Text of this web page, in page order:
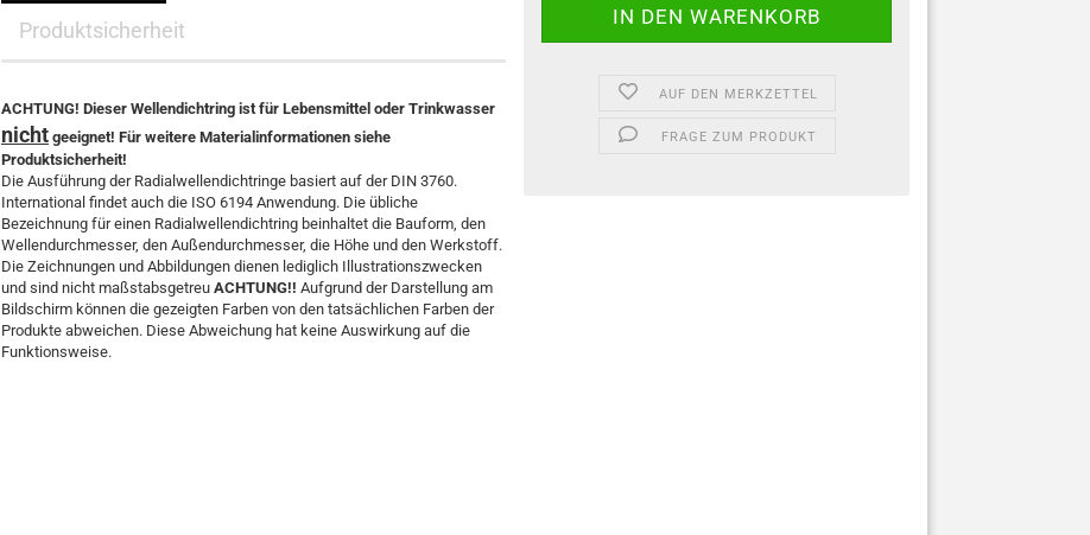
AUF DEN MERKZETTEL
FRAGE ZUM PRODUKT
Produktsicherheit
ACHTUNG! Dieser Wellendichtring ist für Lebensmittel oder Trinkwasser
nicht geeignet! Für weitere Materialinformationen siehe
Produktsicherheit!
Die Ausführung der Radialwellendichtringe basiert auf der DIN 3760.
International findet auch die ISO 6194 Anwendung. Die übliche
Bezeichnung für einen Radialwellendichtring beinhaltet die Bauform, den
Wellendurchmesser, den Außendurchmesser, die Höhe und den Werkstoff.
Die Zeichnungen und Abbildungen dienen lediglich Illustrationszwecken
und sind nicht maßstabsgetreu ACHTUNG!! Aufgrund der Darstellung am
Bildschirm können die gezeigten Farben von den tatsächlichen Farben der
Produkte abweichen. Diese Abweichung hat keine Auswirkung auf die
Funktionsweise.